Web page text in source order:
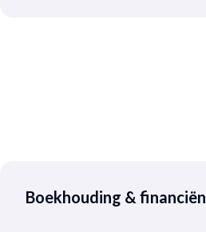
Boekhouding & financiën